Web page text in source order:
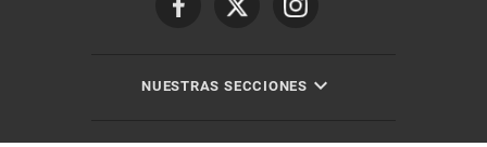
NUESTRAS SECCIONES